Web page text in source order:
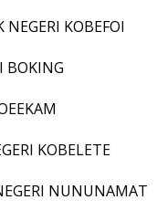
NEGERI KOBEFOI
BOKING
KOBELETE
NUNUNAMAT